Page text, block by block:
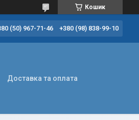
Кошик
(50) 967-71-46 +380 (98) 838-99-10
Доставка та оплата